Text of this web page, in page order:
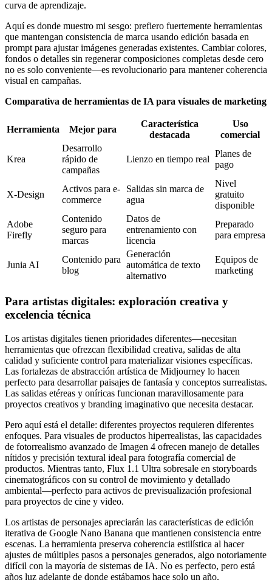
curva de aprendizaje.
Aquí es donde muestro mi sesgo: prefiero fuertemente herramientas
que mantengan consistencia de marca usando edición basada en
prompt para ajustar imágenes generadas existentes. Cambiar colores,
fondos o detalles sin regenerar composiciones completas desde cero
no es solo conveniente—es revolucionario para mantener coherencia
visual en campañas.
Comparativa de herramientas de IA para visuales de marketing
Herramienta Mejor para
Característica
destacada
Uso
comercial
Krea
Desarrollo
rápido de
campañas
Lienzo en tiempo real
Planes de
pago
X-Design
Activos para e-
commerce
Salidas sin marca de
agua
Nivel
gratuito
disponible
Adobe
Firefly
Contenido
seguro para
marcas
Datos de
entrenamiento con
licencia
Preparado
para empresa
Junia AI
Contenido para
blog
Generación
automática de texto
alternativo
Equipos de
marketing
Para artistas digitales: exploración creativa y
excelencia técnica
Los artistas digitales tienen prioridades diferentes—necesitan
herramientas que ofrezcan flexibilidad creativa, salidas de alta
calidad y suficiente control para materializar visiones específicas.
Las fortalezas de abstracción artística de Midjourney lo hacen
perfecto para desarrollar paisajes de fantasía y conceptos surrealistas.
Las salidas etéreas y oníricas funcionan maravillosamente para
proyectos creativos y branding imaginativo que necesita destacar.
Pero aquí está el detalle: diferentes proyectos requieren diferentes
enfoques. Para visuales de productos hiperrealistas, las capacidades
de fotorrealismo avanzado de Imagen 4 ofrecen manejo de detalles
nítidos y precisión textural ideal para fotografía comercial de
productos. Mientras tanto, Flux 1.1 Ultra sobresale en storyboards
cinematográficos con su control de movimiento y detallado
ambiental—perfecto para activos de previsualización profesional
para proyectos de cine y video.
Los artistas de personajes apreciarán las características de edición
iterativa de Google Nano Banana que mantienen consistencia entre
escenas. La herramienta preserva coherencia estilística al hacer
ajustes de múltiples pasos a personajes generados, algo notoriamente
difícil con la mayoría de sistemas de IA. No es perfecto, pero está
años luz adelante de donde estábamos hace solo un año.